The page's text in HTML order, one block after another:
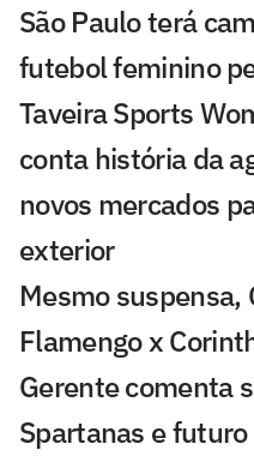
São Paulo terá
futebol feminino
Taveira Sports
conta história da
novos mercados
exterior
Mesmo
Flamengo x
Gerente comenta
Spartanas e